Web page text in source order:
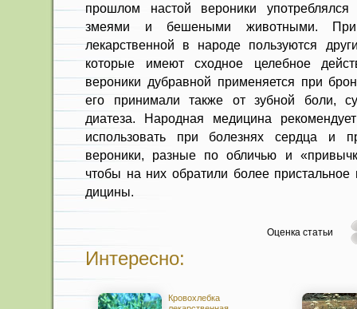
прошлом настой вероники
змеями и бешеными животными. При
лекарственной в народе пользуются
которые имеют сходное целебное
вероники дубравной применяется при
его принимали также от зубной боли,
диатеза. Народная медицина
использовать при болезнях серд­ца и
вероники, разные по об­личью и
чтобы на них обратили более
дицины.
Оценка статьи
Интересно:
Кровохлебка